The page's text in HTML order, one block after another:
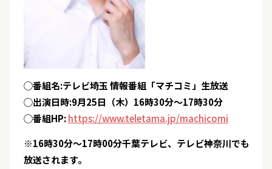
◯番組名:テレビ埼玉 情報番組「マチコミ」生放送
◯出演日時:9月25日（木）16時30分〜17時30分
◯番組HP:https://www.teletama.jp/machicomi
※16時30分〜17時00分千葉テレビ、テレビ神奈川でも
放送されます。